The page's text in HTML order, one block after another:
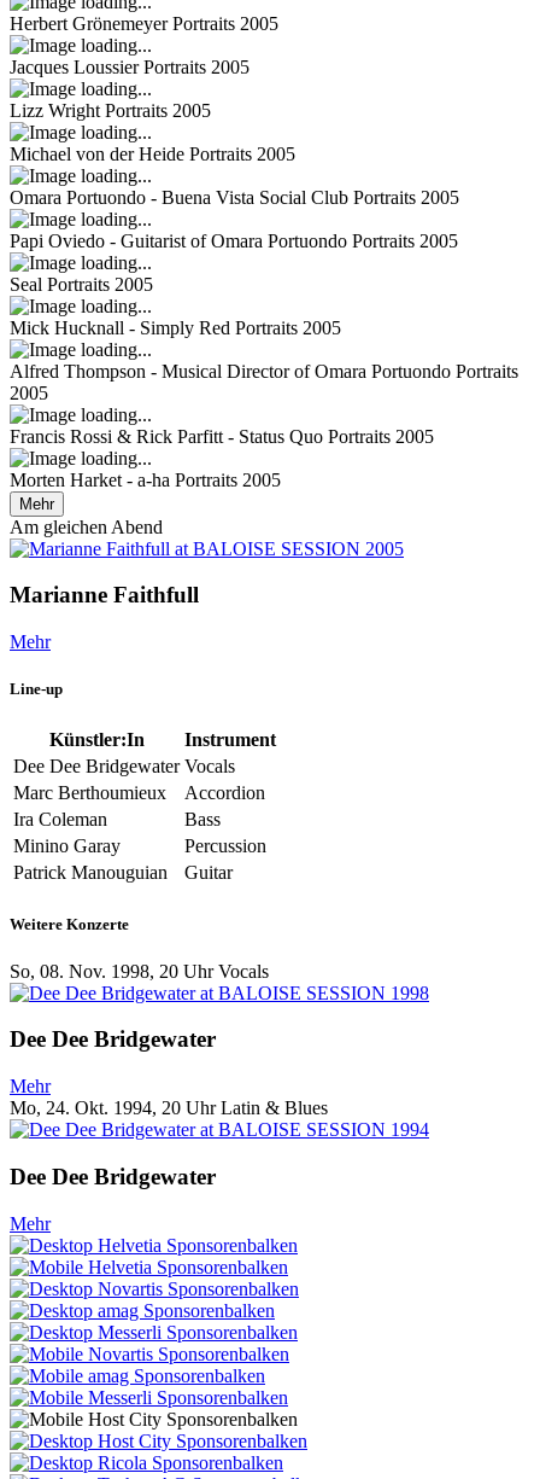
Herbert Grönemeyer Portraits 2005
Jacques Loussier Portraits 2005
Lizz Wright Portraits 2005
Michael von der Heide Portraits 2005
Omara Portuondo - Buena Vista Social Club Portraits 2005
Papi Oviedo - Guitarist of Omara Portuondo Portraits 2005
Seal Portraits 2005
Mick Hucknall - Simply Red Portraits 2005
Alfred Thompson - Musical Director of Omara Portuondo Portraits
2005
Francis Rossi & Rick Parfitt - Status Quo Portraits 2005
Morten Harket - a-ha Portraits 2005
Mehr
Am gleichen Abend
Marianne Faithfull
Mehr
Line-up
Künstler:In
Instrument
Dee Dee Bridgewater Vocals
Marc Berthoumieux
Accordion
Ira Coleman
Bass
Minino Garay
Percussion
Patrick Manouguian
Guitar
Weitere Konzerte
So, 08. Nov. 1998, 20 Uhr Vocals
Dee Dee Bridgewater
Mehr
Mo, 24. Okt. 1994, 20 Uhr Latin & Blues
Dee Dee Bridgewater
Mehr